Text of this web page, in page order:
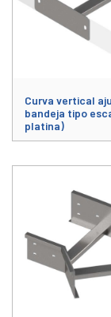
Curva vertical
bandeja tipo
platina)